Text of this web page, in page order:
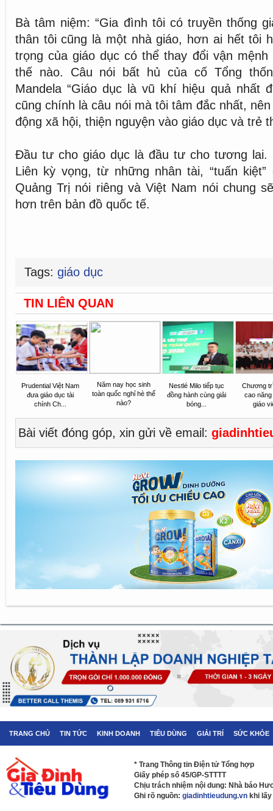
Bà tâm niệm: “Gia đình tôi có truyền thống
thân tôi cũng là một nhà giáo, hơn ai hết tôi
trọng của giáo dục có thể thay đổi vận
thế nào. Câu nói bất hủ của cố Tổng
Mandela “Giáo dục là vũ khí hiệu quả nhất
cũng chính là câu nói mà tôi tâm đắc nhất,
động xã hội, thiện nguyện vào giáo dục và trẻ
Đầu tư cho giáo dục là đầu tư cho tương lai.
Liên kỳ vọng, từ những nhân tài, “tuấn kiệt”
Quảng Trị nói riêng và Việt Nam nói chung
hơn trên bản đồ quốc tế.
Tags: giáo dục
TIN LIÊN QUAN
Prudential Việt Nam
đưa giáo dục tài
chính Ch...
Năm nay học sinh
toàn quốc nghỉ hè thế
nào?
Nestlé Milo tiếp tục
đồng hành cùng giải
bóng...
Chương
cao
giáo
Bài viết đóng góp, xin gửi về email:
TRANG CHỦ TIN TỨC KINH DOANH TIÊU DÙNG GIẢI TRÍ SỨC KHỎE
* Trang Thông tin Điện tử Tổng hợp
Giấy phép số 45/GP-STTTT
Chịu trách nhiệm nội dung: Nhà báo
Ghi rõ nguồn: giadinhtieudung.vn khi